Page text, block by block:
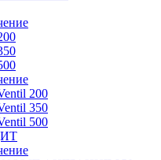
200
350
500